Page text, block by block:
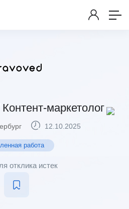
маркетолог
12.10.2025
работа
отклика истек